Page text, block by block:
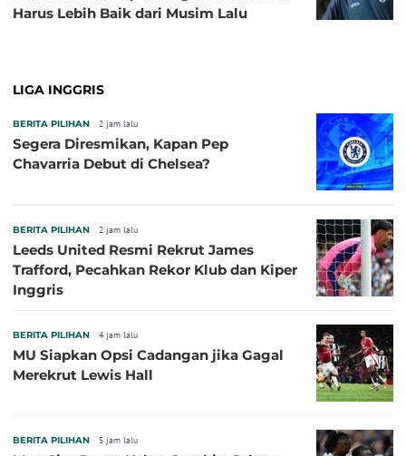
Harus Lebih Baik dari Musim Lalu
LIGA INGGRIS
BERITA PILIHAN 2 jam lalu
Segera Diresmikan, Kapan Pep
Chavarria Debut di Chelsea?
BERITA PILIHAN 2 jam lalu
Leeds United Resmi Rekrut James
Trafford, Pecahkan Rekor Klub dan Kiper
Inggris
BERITA PILIHAN 4 jam lalu
MU Siapkan Opsi Cadangan jika Gagal
Merekrut Lewis Hall
BERITA PILIHAN 5 jam lalu